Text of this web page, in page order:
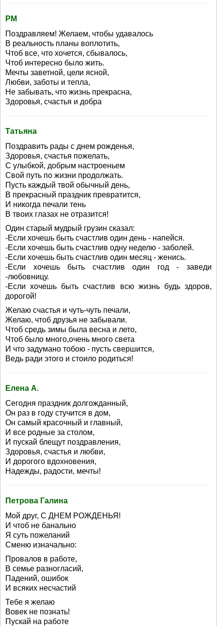
РМ
Поздравляем! Желаем, чтобы удавалось
В реальность планы воплотить,
Чтоб все, что хочется, сбывалось,
Чтоб интересно было жить.
Мечты заветной, цели ясной,
Любви, заботы и тепла,
Не забывать, что жизнь прекрасна,
Здоровья, счастья и добра
Татьяна
Поздравить рады с днем рожденья,
Здоровья, счастья пожелать,
С улыбкой, добрым настроеньем
Свой путь по жизни продолжать.
Пусть каждый твой обычный день,
В прекрасный праздник превратится,
И никогда печали тень
В твоих глазах не отразится!
Один старый мудрый грузин сказал:
-Если хочешь быть счастлив один день - напейся.
-Если хочешь быть счастлив одну неделю - заболей.
-Если хочешь быть счастлив один месяц - женись.
-Если хочешь быть счастлив один год - заведи
-любовницу.
-Если хочешь быть счастлив всю жизнь будь здоров,
дорогой!
Желаю счастья и чуть-чуть печали,
Желаю, чтоб друзья не забывали.
Чтоб средь зимы была весна и лето,
Чтоб было много,очень много света
И что задумано тобою - пусть свершится,
Ведь ради этого и стоило родиться!
Елена А.
Сегодня праздник долгожданный,
Он раз в году стучится в дом,
Он самый красочный и главный,
И все родные за столом,
И пускай блещут поздравления,
Здоровья, счастья и любви,
И дорогого вдохновения,
Надежды, радости, мечты!
Петрова Галина
Мой друг, С ДНЕМ РОЖДЕНЬЯ!
И чтоб не банально
Я суть пожеланий
Сменю изначально:
Провалов в работе,
В семье разногласий,
Падений, ошибок
И всяких несчастий
Тебе я желаю
Вовек не познать!
Пускай на работе